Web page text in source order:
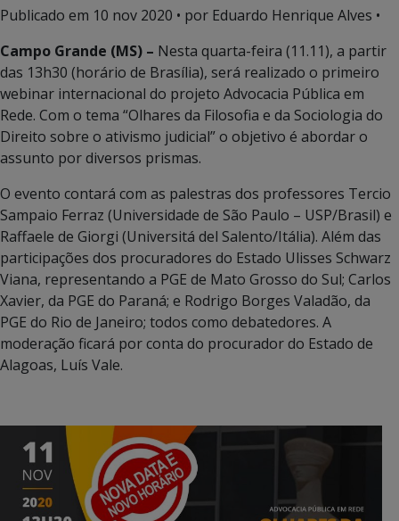
Publicado em 10 nov 2020 • por Eduardo Henrique Alves •
Campo Grande (MS) – Nesta quarta-feira (11.11), a partir
das 13h30 (horário de Brasília), será realizado o primeiro
webinar internacional do projeto Advocacia Pública em
Rede. Com o tema “Olhares da Filosofia e da Sociologia do
Direito sobre o ativismo judicial” o objetivo é abordar o
assunto por diversos prismas.
O evento contará com as palestras dos professores Tercio
Sampaio Ferraz (Universidade de São Paulo – USP/Brasil) e
Raffaele de Giorgi (Universitá del Salento/Itália). Além das
participações dos procuradores do Estado Ulisses Schwarz
Viana, representando a PGE de Mato Grosso do Sul; Carlos
Xavier, da PGE do Paraná; e Rodrigo Borges Valadão, da
PGE do Rio de Janeiro; todos como debatedores. A
moderação ficará por conta do procurador do Estado de
Alagoas, Luís Vale.